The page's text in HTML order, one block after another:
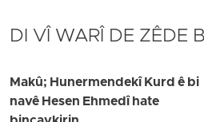
DI VÎ WARÎ DE ZÊDE
Makû; Hunermendekî Kurd ê bi
navê Hesen Ehmedî hate